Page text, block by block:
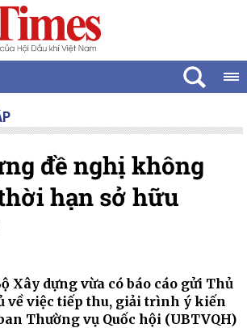
đề nghị không
hạn sở hữu
Xây dựng vừa có báo cáo gửi Thủ
về việc tiếp thu, giải trình ý kiến
Thường vụ Quốc hội (UBTVQH)